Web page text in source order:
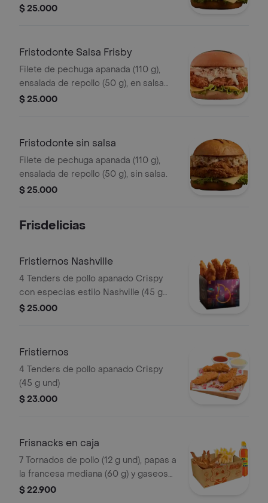
búfalo sriracha.
$ 25.000
Fristodonte Salsa Frisby
Filete de pechuga apanada (110 g),
ensalada de repollo (50 g), en salsa
Frisby.
$ 25.000
Fristodonte sin salsa
Filete de pechuga apanada (110 g),
ensalada de repollo (50 g), sin salsa.
$ 25.000
Frisdelicias
Fristiernos Nashville
4 Tenders de pollo apanado Crispy
con especias estilo Nashville (45 g
und), sirope de miel picante. Imagen
$ 25.000
Fristiernos
4 Tenders de pollo apanado Crispy
(45 g und)
$ 23.000
Frisnacks en caja
7 Tornados de pollo (12 g und), papas a
la francesa mediana (60 g) y gaseosa
(470 ml)
$ 22.900